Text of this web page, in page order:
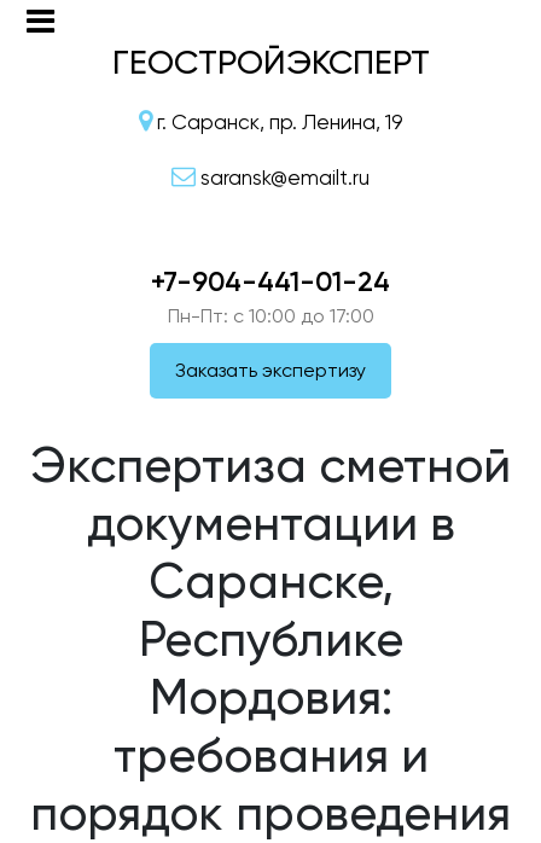
ГЕОСТРОЙЭКСПЕРТ
г. Саранск, пр. Ленина, 19
saransk@emailt.ru
+7-904-441-01-24
Пн-Пт: c 10:00 до 17:00
Заказать экспертизу
Экспертиза сметной
документации в
Саранске,
Республике
Мордовия:
требования и
порядок проведения